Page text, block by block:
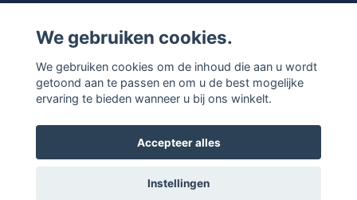
E-mail
Ja graag!
We gebruiken cookies.
We gebruiken cookies om de inhoud die aan u wordt
getoond aan te passen en om u de best mogelijke
ervaring te bieden wanneer u bij ons winkelt.
Accepteer alles
Instellingen